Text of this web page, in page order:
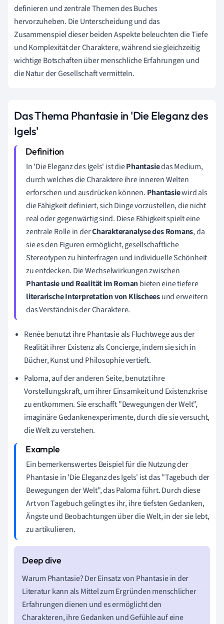
definieren und zentrale Themen des Buches
hervorzuheben. Die Unterscheidung und das
Zusammenspiel dieser beiden Aspekte beleuchten die Tiefe
und Komplexität der Charaktere, während sie gleichzeitig
wichtige Botschaften über menschliche Erfahrungen und
die Natur der Gesellschaft vermitteln.
Das Thema Phantasie in 'Die Eleganz des
Igels'
In 'Die Eleganz des Igels' ist diePhantasiedas Medium,
durch welches die Charaktere ihre inneren Welten
erforschen und ausdrücken können. Phantasiewird als
die Fähigkeit definiert, sich Dinge vorzustellen, die nicht
real oder gegenwärtig sind. Diese Fähigkeit spielt eine
zentrale Rolle in derCharakteranalyse des Romans, da
sie es den Figuren ermöglicht, gesellschaftliche
Stereotypen zu hinterfragen und individuelle Schönheit
zu entdecken. Die Wechselwirkungen zwischen
Phantasie und Realität im Romanbieten eine tiefere
literarische Interpretation von Klischeesund erweitern
das Verständnis der Charaktere.
Renée benutzt ihre Phantasie als Fluchtwege aus der
Realität ihrer Existenz als Concierge, indem sie sich in
Bücher, Kunst und Philosophie vertieft.
Paloma, auf der anderen Seite, benutzt ihre
Vorstellungskraft, um ihrer Einsamkeit und Existenzkrise
zu entkommen. Sie erschafft "Bewegungen der Welt",
imaginäre Gedankenexperimente, durch die sie versucht,
die Welt zu verstehen.
Ein bemerkenswertes Beispiel für die Nutzung der
Phantasie in 'Die Eleganz des Igels' ist das "Tagebuch der
Bewegungen der Welt", das Paloma führt. Durch diese
Art von Tagebuch gelingt es ihr, ihre tiefsten Gedanken,
Ängste und Beobachtungen über die Welt, in der sie lebt,
zu artikulieren.
Warum Phantasie? Der Einsatz von Phantasie in der
Literatur kann als Mittel zum Ergründen menschlicher
Erfahrungen dienen und es ermöglicht den
Charakteren, ihre Gedanken und Gefühle auf eine